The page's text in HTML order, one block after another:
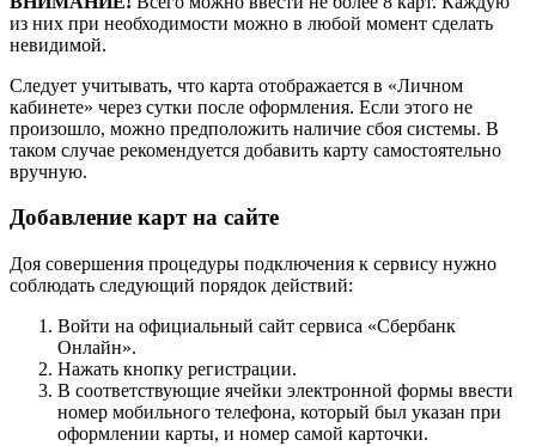
из них при необходимости можно в любой момент сделать
невидимой.
Следует учитывать, что карта отображается в «Личном
кабинете» через сутки после оформления. Если этого не
произошло, можно предположить наличие сбоя системы. В
таком случае рекомендуется добавить карту самостоятельно
вручную.
Добавление карт на сайте
Доя совершения процедуры подключения к сервису нужно
соблюдать следующий порядок действий:
Войти на официальный сайт сервиса «Сбербанк
Онлайн».
Нажать кнопку регистрации.
В соответствующие ячейки электронной формы ввести
номер мобильного телефона, который был указан при
оформлении карты, и номер самой карточки.